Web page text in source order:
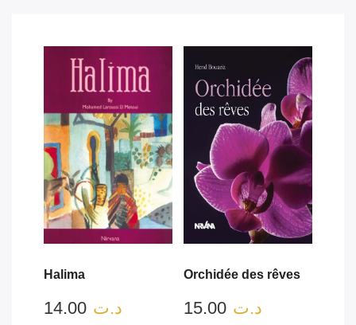
Halima
د.ت
Orchidée des rêves
د.ت 15.00